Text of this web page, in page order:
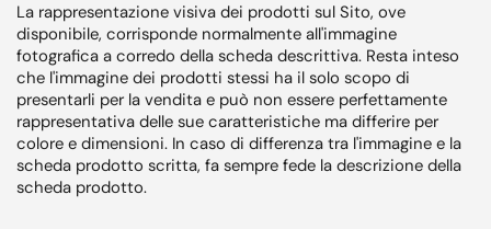
La rappresentazione visiva dei prodotti sul Sito, ove
disponibile, corrisponde normalmente all'immagine
fotografica a corredo della scheda descrittiva. Resta inteso
che l'immagine dei prodotti stessi ha il solo scopo di
presentarli per la vendita e può non essere perfettamente
rappresentativa delle sue caratteristiche ma differire per
colore e dimensioni. In caso di differenza tra l'immagine e la
scheda prodotto scritta, fa sempre fede la descrizione della
scheda prodotto.